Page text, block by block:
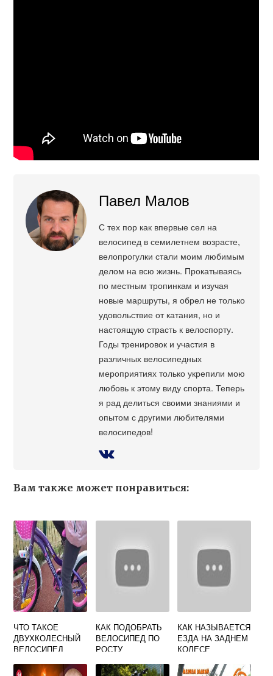
Павел Малов
С тех пор как впервые сел на
велосипед в семилетнем возрасте,
велопрогулки стали моим любимым
делом на всю жизнь. Прокатываясь
по местным тропинкам и изучая
новые маршруты, я обрел не только
удовольствие от катания, но и
настоящую страсть к велоспорту.
Годы тренировок и участия в
различных велосипедных
мероприятиях только укрепили мою
любовь к этому виду спорта. Теперь
я рад делиться своими знаниями и
опытом с другими любителями
велосипедов!
Вам также может понравиться:
ЧТО ТАКОЕ
ДВУХКОЛЕСНЫЙ
ВЕЛОСИПЕД
КАК ПОДОБРАТЬ
ВЕЛОСИПЕД ПО
РОСТУ
КАК НАЗЫВАЕТСЯ
ЕЗДА НА ЗАДНЕМ
КОЛЕСЕ